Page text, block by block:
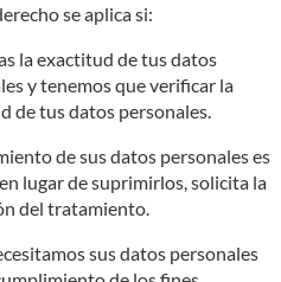
se aplica si:
la exactitud de tus datos
y tenemos que verificar la
de tus datos personales.
de sus datos personales es
lugar de suprimirlos, solicita la
del tratamiento.
sus datos personales